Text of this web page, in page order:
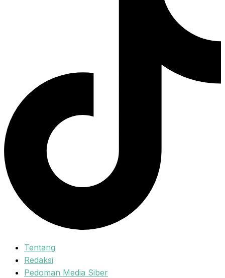
Tentang
Redaksi
Pedoman Media Siber